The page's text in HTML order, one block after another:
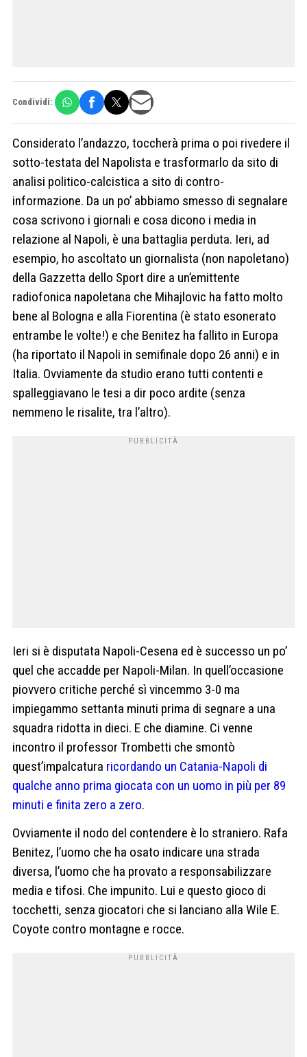
Condividi:
Considerato l’andazzo, toccherà prima o poi rivedere il
sotto-testata del Napolista e trasformarlo da sito di
analisi politico-calcistica a sito di contro-
informazione. Da un po’ abbiamo smesso di segnalare
cosa scrivono i giornali e cosa dicono i media in
relazione al Napoli, è una battaglia perduta. Ieri, ad
esempio, ho ascoltato un giornalista (non napoletano)
della Gazzetta dello Sport dire a un’emittente
radiofonica napoletana che Mihajlovic ha fatto molto
bene al Bologna e alla Fiorentina (è stato esonerato
entrambe le volte!) e che Benitez ha fallito in Europa
(ha riportato il Napoli in semifinale dopo 26 anni) e in
Italia. Ovviamente da studio erano tutti contenti e
spalleggiavano le tesi a dir poco ardite (senza
nemmeno le risalite, tra l’altro).
Ieri si è disputata Napoli-Cesena ed è successo un po’
quel che accadde per Napoli-Milan. In quell’occasione
piovvero critiche perché sì vincemmo 3-0 ma
impiegammo settanta minuti prima di segnare a una
squadra ridotta in dieci. E che diamine. Ci venne
incontro il professor Trombetti che smontò
quest’impalcatura ricordando un Catania-Napoli di
qualche anno prima giocata con un uomo in più per 89
minuti e finita zero a zero.
Ovviamente il nodo del contendere è lo straniero. Rafa
Benitez, l’uomo che ha osato indicare una strada
diversa, l’uomo che ha provato a responsabilizzare
media e tifosi. Che impunito. Lui e questo gioco di
tocchetti, senza giocatori che si lanciano alla Wile E.
Coyote contro montagne e rocce.